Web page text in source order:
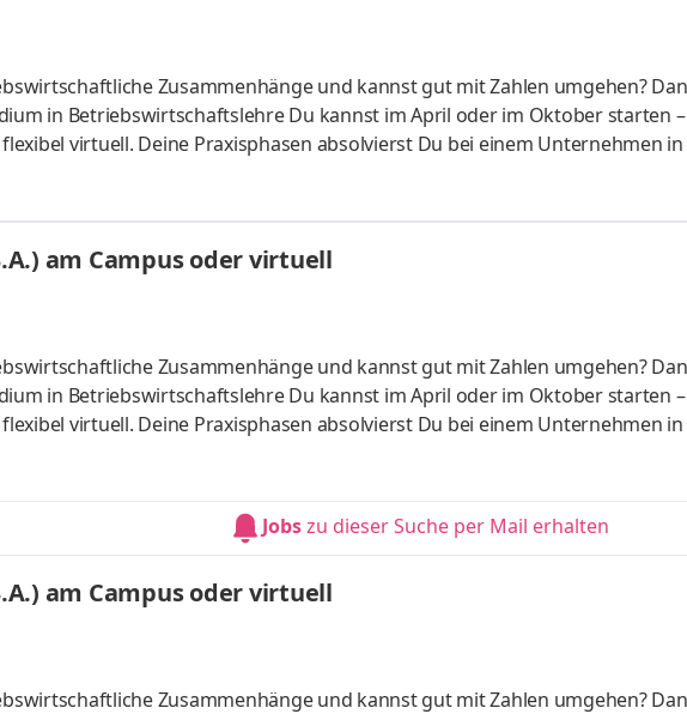
Zusammenhänge und kannst gut mit Zahlen umgehen?
in Betriebswirtschaftslehre Du kannst im April oder im Oktober starten
virtuell. Deine Praxisphasen absolvierst Du bei einem Unternehmen
Du eine von fünf Spezialisierungsmöglichkeiten – und kannst Dich so noch
Accounting &
Aufgaben Du
oder Aufnahmeprüfung startenDu absolvierst ein staatlich anerkanntes
am Campus oder virtuell
Zusammenhänge und kannst gut mit Zahlen umgehen?
in Betriebswirtschaftslehre Du kannst im April oder im Oktober starten
virtuell. Deine Praxisphasen absolvierst Du bei einem Unternehmen
Du eine von fünf Spezialisierungsmöglichkeiten – und kannst Dich so noch
Accounting &
Aufgaben Du
oder Aufnahmeprüfung startenDu absolvierst ein staatlich anerkanntes
Jobszu dieser Suche per Mail erhalten
am Campus oder virtuell
Zusammenhänge und kannst gut mit Zahlen umgehen?